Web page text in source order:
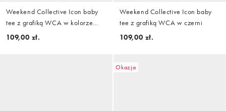
Weekend Collective Icon baby
tee z grafiką WCA w kolorze
białym
109,00 zł.
Weekend Collective Icon baby
tee z grafiką WCA w czerni
109,00 zł.
Okazja